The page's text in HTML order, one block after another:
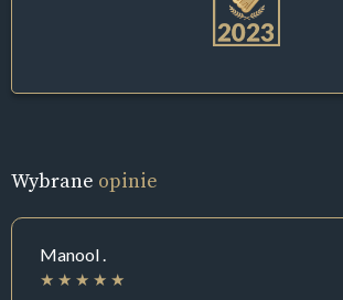
Wybrane opinie
Manool .